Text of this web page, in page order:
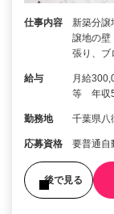
仕事内容
新築分譲
譲地の壁
張り、ブ
給与
月給
等 年収
勤務地 千葉県八
応募資格 要普通
後で見る